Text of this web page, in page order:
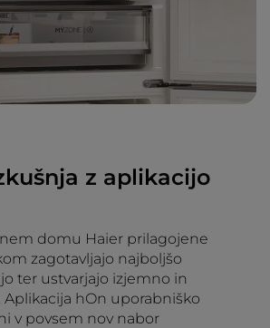
z aplikacijo
domu Haier prilagojene
zagotavljajo najboljšo
ter ustvarjajo izjemno in
hOn uporabniško
v povsem nov nabor